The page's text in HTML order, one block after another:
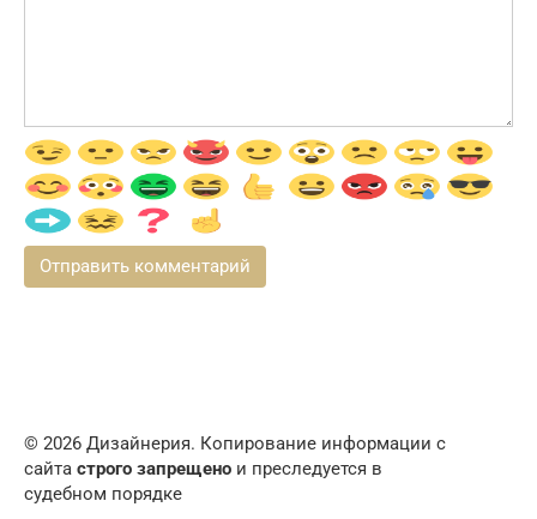
© 2026 Дизайнерия. Копирование информации с
сайта строго запрещено и преследуется в
судебном порядке